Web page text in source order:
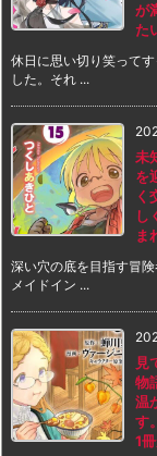
が
た
休日に思い切り笑って
した。それ ...
未
を
く
し
ま
深い穴の底を目指す冒
メイドイン ...
見
物
温
す
1